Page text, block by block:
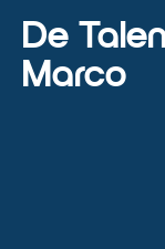
De
Marco